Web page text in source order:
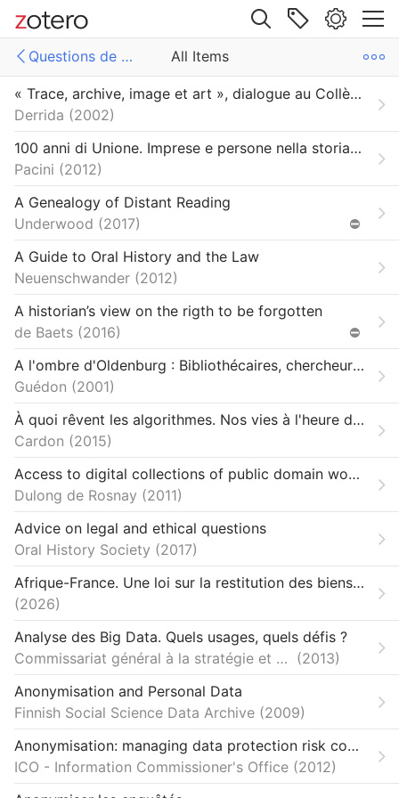
Site navigation
Questions de droits et d'éthique
All Items
Web library
de droits et d'éthique
All Items
Bibliographie du guide bonnes pratiques sur les questions juridiques et éthiques (PUP, 2018)
« Trace, archive, image et art », dialogue au Collège iconique INA (avec Jean-Michel Rodes, François Soulages, Gérald Cahen, Patrick Charadeau, Gérard Hubert, Serge Tisseron et Marie-José Mondzain)
Derrida
2002
100 anni di Unione. Imprese e persone nella storia dell'Unione Industriale Pratese (1912-2012)
Pacini
2012
A Genealogy of Distant Reading
Underwood
2017
⛔
A Guide to Oral History and the Law
Neuenschwander 2012
A historian’s view on the rigth to be forgotten
de Baets 2016
⛔
A l'ombre d'Oldenburg : Bibliothécaires, chercheurs scientifiques, maisons d'édition et le contrôle des publications scientifiques
Guédon
2001
À quoi rêvent les algorithmes. Nos vies à l'heure des big data
Cardon
2015
Access to digital collections of public domain works: Enclosure of the commons managed by libraries and museums
Dulong de Rosnay
2011
Advice on legal and ethical questions
Oral History Society
2017
Afrique-France. Une loi sur la restitution des biens culturels insuffisante
2026
Analyse des Big Data. Quels usages, quels défis ?
Commissariat général à la stratégie et à la prospective
2013
Anonymisation and Personal Data
Finnish Social Science Data Archive 2009
Anonymisation: managing data protection risk code of practice
ICO - Information Commissioner's Office 2012